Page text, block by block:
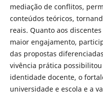
mediação de conflitos,
conteúdos teóricos,
reais. Quanto aos
maior engajamento,
das propostas
vivência prática
identidade docente, o
universidade e escola e a